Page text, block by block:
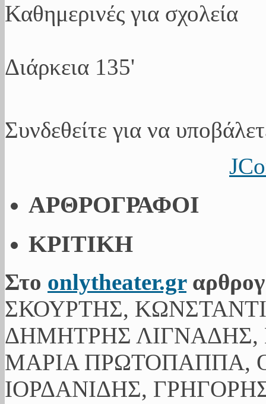
Καθημερινές για σχολεία
Διάρκεια 135'
Συνδεθείτε για να
ΑΡΘΡΟΓΡΑΦΟΙ
ΚΡΙΤΙΚΗ
Στο onlytheater.gr
ΣΚΟΥΡΤΗΣ,
ΔΗΜΗΤΡΗΣ ΛΙΓΝΑΔΗΣ,
ΜΑΡΙΑ ΠΡΩΤΟΠΑΠΠΑ,
ΙΟΡΔΑΝΙΔΗΣ,